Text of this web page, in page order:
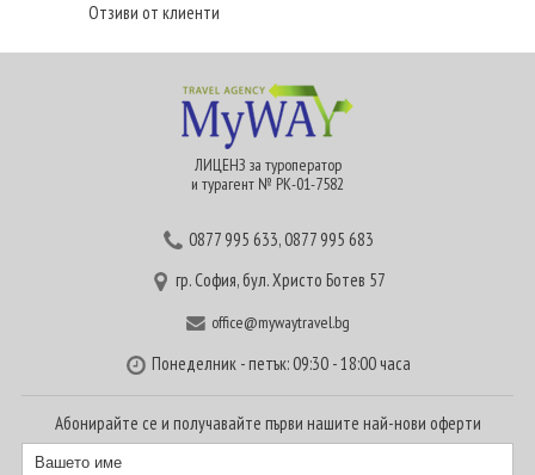
Отзиви от клиенти
ЛИЦЕНЗ за туроператор
и турагент № РК-01-7582
0877 995 633,0877 995 683
гр. София, бул. Христо Ботев 57
office@mywaytravel.bg
Понеделник - петък: 09:30 - 18:00 часа
Абонирайте се и получавайте първи нашите най-нови оферти